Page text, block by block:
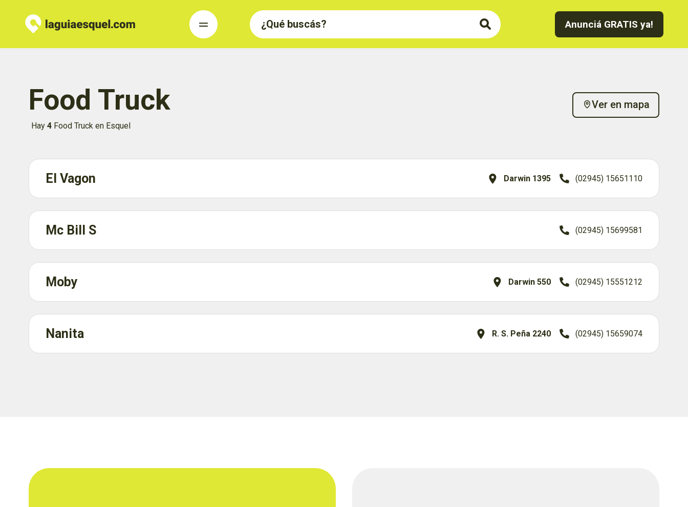
Anunciá GRATIS ya!
Food Truck
Hay 4 Food Truck en Esquel
Ver en mapa
El Vagon Darwin 1395 (02945) 15651110
Mc Bill S (02945) 15699581
Moby Darwin 550 (02945) 15551212
Nanita R. S. Peña 2240 (02945) 15659074